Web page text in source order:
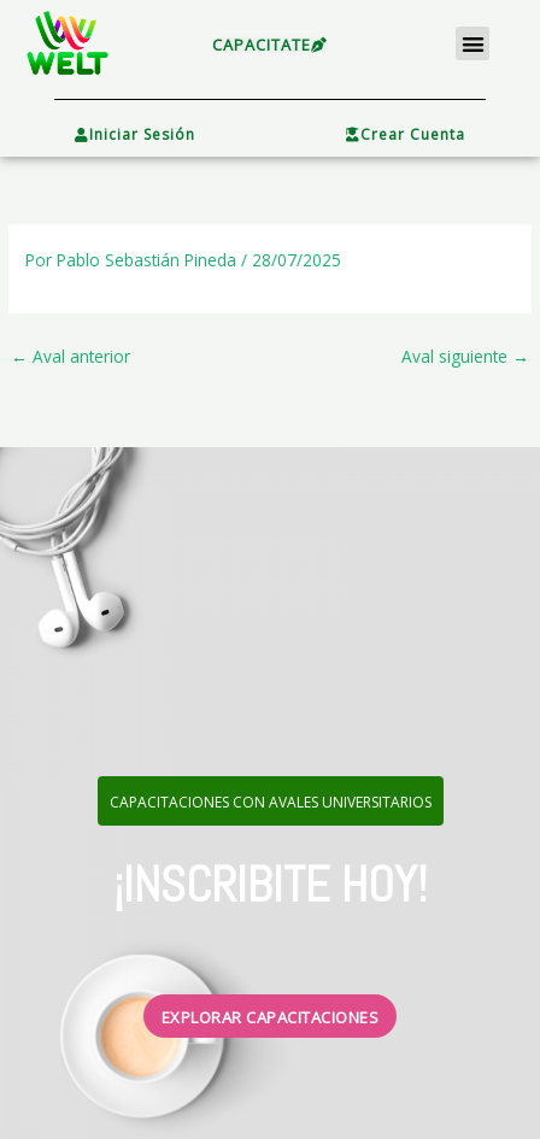
contenido
CAPACITATE Menu
Iniciar Sesión Crear Cuenta
PorPablo Sebastián Pineda/ 28/07/2025
← Aval anterior Aval siguiente →
CAPACITACIONES CON AVALES UNIVERSITARIOS
¡INSCRIBITE HOY!
EXPLORAR CAPACITACIONES